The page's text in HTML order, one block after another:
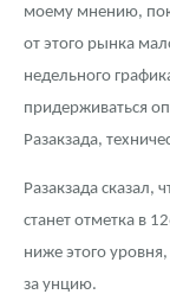
Монеты и жетоны
Книги по
моему мнению,
от этого рынка
недельного
придерживаться
Разакзада,
Разакзада сказал,
станет отметка в
ниже этого
за унцию.